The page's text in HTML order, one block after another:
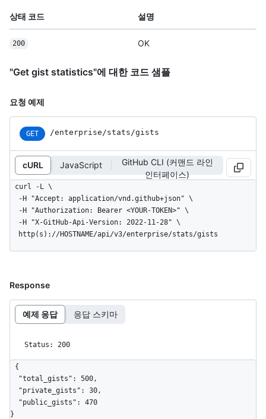
상태 코드 설명
200 OK
"Get gist statistics"에 대한 코드 샘플
요청 예제
GET /enterprise/stats/gists
cURL JavaScript
GitHub CLI (커맨드 라인
인터페이스)
curl -L \
  http(s)://HOSTNAME/api/v3/enterprise/stats/gists
Response
예제 응답 응답 스키마
Status: 200
{
}